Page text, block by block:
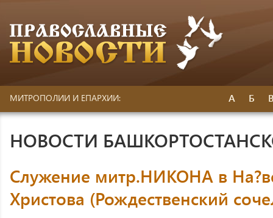
МИТРОПОЛИИ И ЕПАРХИИ: А Б
НОВОСТИ
Служение митр.НИКОНА в
Христова (Рождественский